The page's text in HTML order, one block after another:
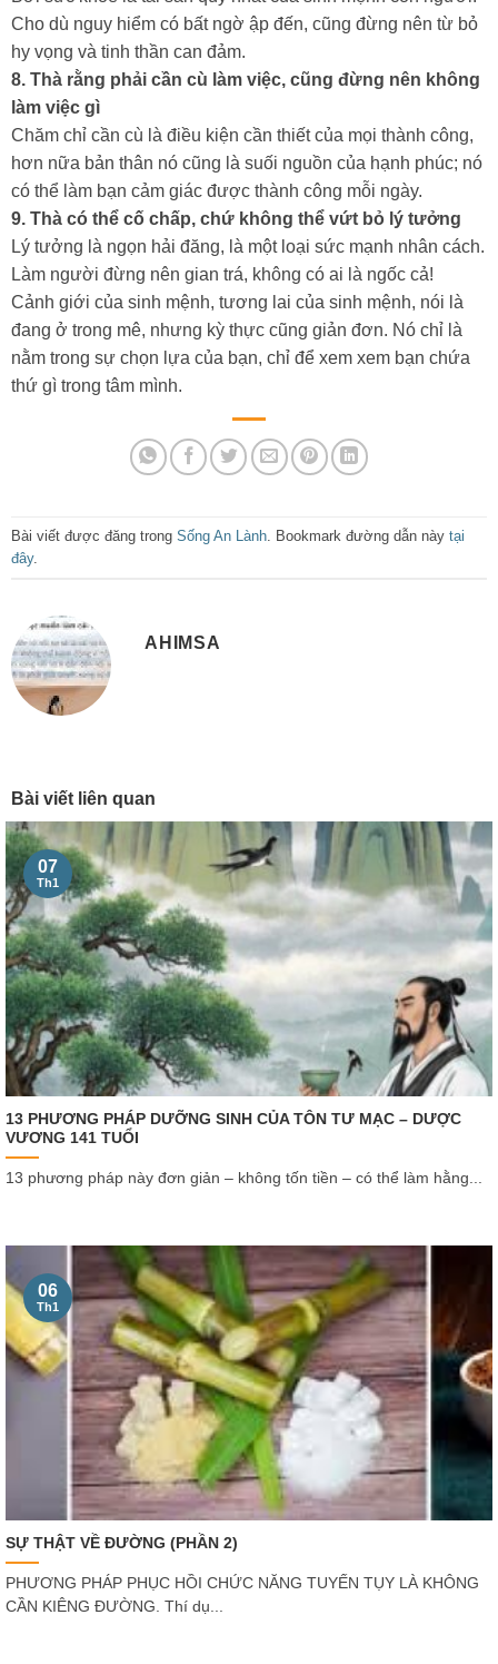
Cho dù nguy hiểm có bất ngờ ập đến, cũng đừng nên từ bỏ
hy vọng và tinh thần can đảm.
8. Thà rằng phải cần cù làm việc, cũng đừng nên không
làm việc gì
Chăm chỉ cần cù là điều kiện cần thiết của mọi thành công,
hơn nữa bản thân nó cũng là suối nguồn của hạnh phúc; nó
có thể làm bạn cảm giác được thành công mỗi ngày.
9. Thà có thể cố chấp, chứ không thể vứt bỏ lý tưởng
Lý tưởng là ngọn hải đăng, là một loại sức mạnh nhân cách.
Làm người đừng nên gian trá, không có ai là ngốc cả!
Cảnh giới của sinh mệnh, tương lai của sinh mệnh, nói là
đang ở trong mê, nhưng kỳ thực cũng giản đơn. Nó chỉ là
nằm trong sự chọn lựa của bạn, chỉ để xem xem bạn chứa
thứ gì trong tâm mình.
Bài viết được đăng trong Sống An Lành . Bookmark đường dẫn này tại
đây.
AHIMSA
Bài viết liên quan
13 PHƯƠNG PHÁP DƯỠNG SINH CỦA TÔN TƯ MẠC – DƯỢC
VƯƠNG 141 TUỔI
13 phương pháp này đơn giản – không tốn tiền – có thể làm hằng...
07
Th1
SỰ THẬT VỀ ĐƯỜNG (PHẦN 2)
PHƯƠNG PHÁP PHỤC HỒI CHỨC NĂNG TUYẾN TỤY LÀ KHÔNG
CẦN KIÊNG ĐƯỜNG. Thí dụ...
06
Th1